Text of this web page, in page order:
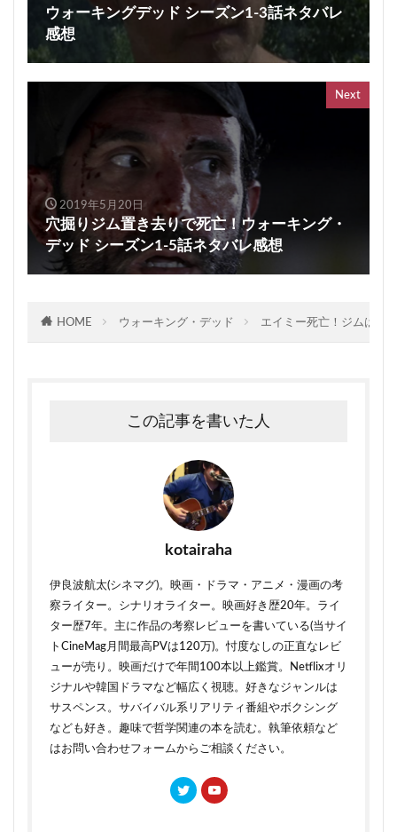
ウォーキングデッド シーズン1-3話ネタバレ
感想
Next
2019年5月20日
穴掘りジム置き去りで死亡！ウォーキング・
デッド シーズン1-5話ネタバレ感想
HOME ウォーキング・デッド エイミー死亡！ジムは穴
この記事を書いた人
kotairaha
伊良波航太(シネマグ)。映画・ドラマ・アニメ・漫画の考
察ライター。シナリオライター。映画好き歴20年。ライ
ター歴7年。主に作品の考察レビューを書いている(当サイ
トCineMag月間最高PVは120万)。忖度なしの正直なレビ
ューが売り。映画だけで年間100本以上鑑賞。Netflixオリ
ジナルや韓国ドラマなど幅広く視聴。好きなジャンルは
サスペンス。サバイバル系リアリティ番組やボクシング
なども好き。趣味で哲学関連の本を読む。執筆依頼など
はお問い合わせフォームからご相談ください。